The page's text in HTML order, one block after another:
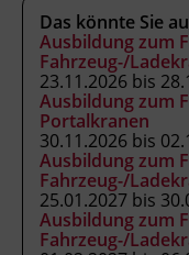
geltenden
450/1994 in der
Hinweis
Mitzubringen:
Das könnte Sie
Ausbildung zum
Fahrzeug-/
23.11.2026 bis
Ausbildung zum
Portalkranen
30.11.2026 bis
Ausbildung zum
Fahrzeug-/
25.01.2027 bis
Ausbildung zum
Fahrzeug-/